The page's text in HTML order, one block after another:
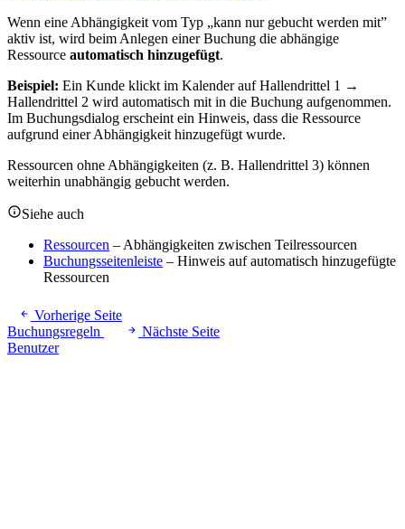
Wenn eine Abhängigkeit vom Typ „kann nur gebucht werden mit”
aktiv ist, wird beim Anlegen einer Buchung die abhängige
Ressource automatisch hinzugefügt.
Beispiel: Ein Kunde klickt im Kalender auf Hallendrittel 1 →
Hallendrittel 2 wird automatisch mit in die Buchung aufgenommen.
Im Buchungsdialog erscheint ein Hinweis, dass die Ressource
aufgrund einer Abhängigkeit hinzugefügt wurde.
Ressourcen ohne Abhängigkeiten (z. B. Hallendrittel 3) können
weiterhin unabhängig gebucht werden.
Siehe auch
Ressourcen – Abhängigkeiten zwischen Teilressourcen
Buchungsseitenleiste – Hinweis auf automatisch hinzugefügte
Ressourcen
Vorherige Seite
Buchungsregeln
Nächste Seite
Benutzer